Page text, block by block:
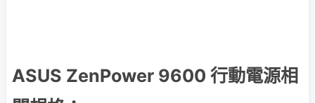
ASUS ZenPower 9600 行動電源相